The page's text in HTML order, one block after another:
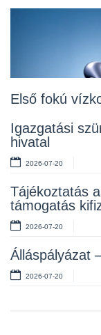
Első fokú
Igazgatási
hivatal
2026-07-20
Tájékoztatás
támogatás
2026-07-20
Álláspályázat
2026-07-20
Álláspályázat
Lakossági
2026-07-10
Rendelet
2026-07-10
Álláspályázat
2026-07-06